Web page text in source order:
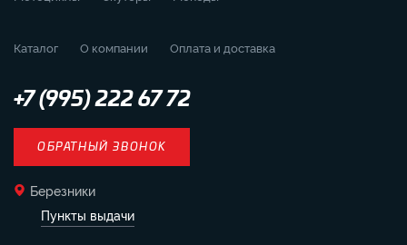
Каталог О компании Оплата и доставка
+7 (995) 222 67 72
ОБРАТНЫЙ ЗВОНОК
Березники
Пункты выдачи